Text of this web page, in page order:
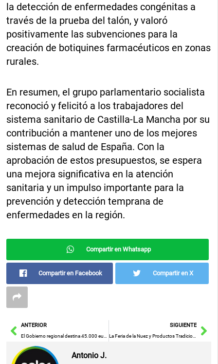
la detección de enfermedades congénitas a
través de la prueba del talón, y valoró
positivamente las subvenciones para la
creación de botiquines farmacéuticos en zonas
rurales.
En resumen, el grupo parlamentario socialista
reconoció y felicitó a los trabajadores del
sistema sanitario de Castilla-La Mancha por su
contribución a mantener uno de los mejores
sistemas de salud de España. Con la
aprobación de estos presupuestos, se espera
una mejora significativa en la atención
sanitaria y un impulso importante para la
prevención y detección temprana de
enfermedades en la región.
Compartir en Whatsapp
Compartir en Facebook Compartir en X
AntANTERIOR
El Gobierno regional destina 45.000 euros en subvenciones para 19 agrupaciones de Protección Civil en Cuenca
SIGUIENTE
La Feria de la Nuez y Productos Tradicionales de Nerpio celebra su edición más especial: la primera con la DOP
Antonio J.